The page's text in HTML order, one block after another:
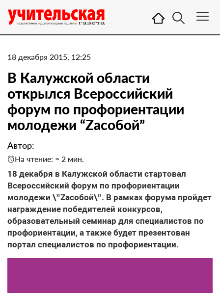
18 декабря 2015, 12:25
В Калужской области
открылся Всероссийский
форум по профориентации
молодежи “Zaсобой”
Автор:
На чтение: ≈ 2 мин.
18 декабря в Калужской области стартовал
Всероссийский форум по профориентации
молодежи \”Zaсобой\”. В рамках форума пройдет
награждение победителей конкурсов,
образовательный семинар для специалистов по
профориентации, а также будет презентован
портал специалистов по профориентации.